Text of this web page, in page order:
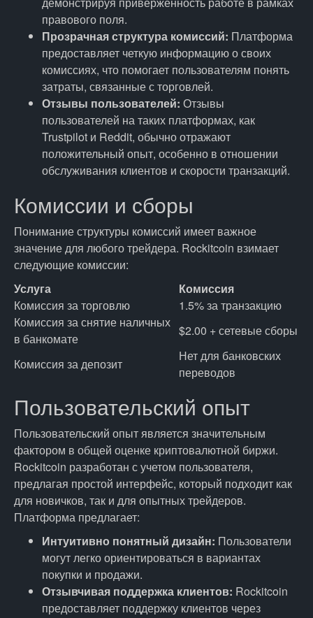
правового поля.
Прозрачная структура комиссий: Платформа
предоставляет четкую информацию о своих
комиссиях, что помогает пользователям понять
затраты, связанные с торговлей.
Отзывы пользователей: Отзывы
пользователей на таких платформах, как
Trustpilot и Reddit, обычно отражают
положительный опыт, особенно в отношении
обслуживания клиентов и скорости транзакций.
Комиссии и сборы
Понимание структуры комиссий имеет важное
значение для любого трейдера. Rockitcoin взимает
следующие комиссии:
Услуга
Комиссия
Комиссия за торговлю
1.5% за транзакцию
Комиссия за снятие наличных
в банкомате
$2.00 + сетевые сборы
Комиссия за депозит
Нет для банковских
переводов
Пользовательский опыт
Пользовательский опыт является значительным
фактором в общей оценке криптовалютной биржи.
Rockitcoin разработан с учетом пользователя,
предлагая простой интерфейс, который подходит как
для новичков, так и для опытных трейдеров.
Платформа предлагает:
Интуитивно понятный дизайн: Пользователи
могут легко ориентироваться в вариантах
покупки и продажи.
Отзывчивая поддержка клиентов: Rockitcoin
предоставляет поддержку клиентов через